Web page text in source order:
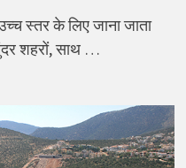
स्तर के लिए जाना जाता
शहरों, साथ …